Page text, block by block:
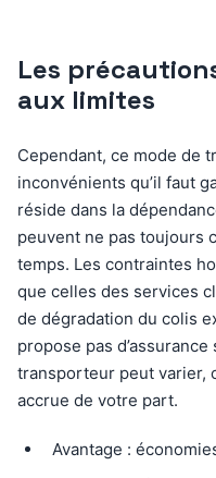
Les
aux limites
Cependant, ce mode de
inconvénients qu’il faut
réside dans la
peuvent ne pas toujours
temps. Les contraintes
que celles des services
de dégradation du colis
propose pas
transporteur peut varier,
accrue de votre part.
Avantage :